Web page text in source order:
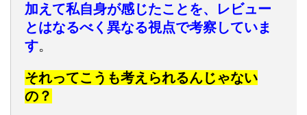
加えて私自身が感じたことを、レビュー
とはなるべく異なる視点で考察していま
す。
それってこうも考えられるんじゃない
の？